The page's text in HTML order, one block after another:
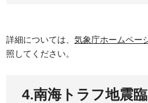
詳細については、 気象庁ホームペー
照してください。
4.南海トラフ地震